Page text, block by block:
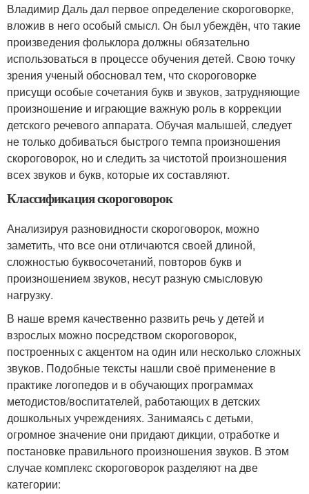
Владимир Даль дал первое определение скороговорке,
вложив в него особый смысл. Он был убеждён, что такие
произведения фольклора должны обязательно
использоваться в процессе обучения детей. Свою точку
зрения ученый обосновал тем, что скороговорке
присущи особые сочетания букв и звуков, затрудняющие
произношение и играющие важную роль в коррекции
детского речевого аппарата. Обучая малышей, следует
не только добиваться быстрого темпа произношения
скороговорок, но и следить за чистотой произношения
всех звуков и букв, которые их составляют.
Классификация скороговорок
Анализируя разновидности скороговорок, можно
заметить, что все они отличаются своей длиной,
сложностью буквосочетаний, повторов букв и
произношением звуков, несут разную смысловую
нагрузку.
В наше время качественно развить речь у детей и
взрослых можно посредством скороговорок,
построенных с акцентом на один или несколько сложных
звуков. Подобные тексты нашли своё применение в
практике логопедов и в обучающих программах
методистов/воспитателей, работающих в детских
дошкольных учреждениях. Занимаясь с детьми,
огромное значение они придают дикции, отработке и
постановке правильного произношения звуков. В этом
случае комплекс скороговорок разделяют на две
категории: